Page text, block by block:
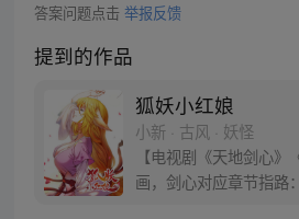
答案问题点击 举报反馈
提到的作品
狐妖小红娘
小新 · 古风 · 妖怪
【电视剧《天地剑心
画，剑心对应章节指路